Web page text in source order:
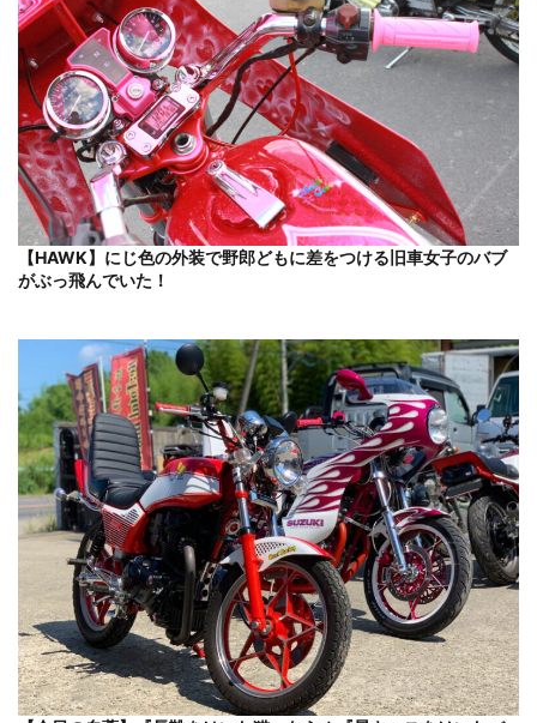
【HAWK】にじ色の外装で野郎どもに差をつける旧車女子のバブ
がぶっ飛んでいた！